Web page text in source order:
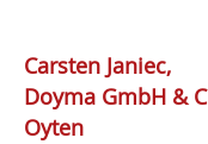
Carsten Janiec,
Doyma GmbH & C
Oyten